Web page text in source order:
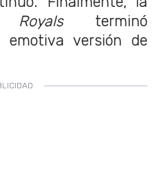
Royals terminó
emotiva versión de